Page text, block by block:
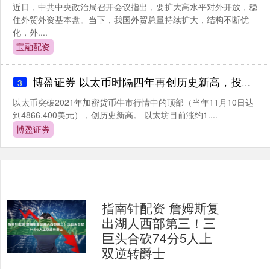
近日，中共中央政治局召开会议指出，要扩大高水平对外开放，稳
住外贸外资基本盘。当下，我国外贸总量持续扩大，结构不断优
化，外....
宝融配资
3 博盈证券 以太币时隔四年再创历史新高，投资者关注鲍威尔释放的鸽派信号
以太币突破2021年加密货币牛市行情中的顶部（当年11月10日达
到4866.400美元），创历史新高。 以太坊目前涨约1....
博盈证券
指南针配资 詹姆斯复
出湖人西部第三！三
巨头合砍74分5人上
双逆转爵士